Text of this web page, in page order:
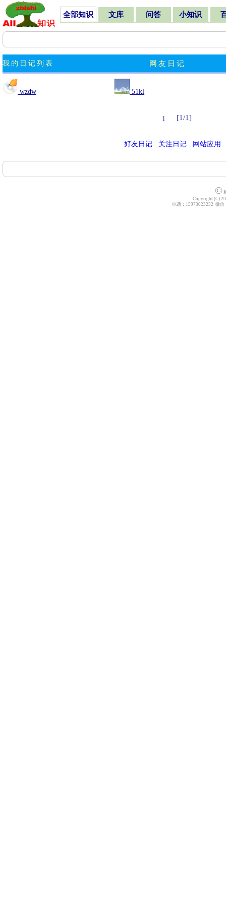
全部知识 文库 问答 小知识
我的日记列表 网友日记
wzdw 51kl
1 [1/1]
好友日记 关注日记 网站应用
©
Copyright (C)
电话：15973023232 微